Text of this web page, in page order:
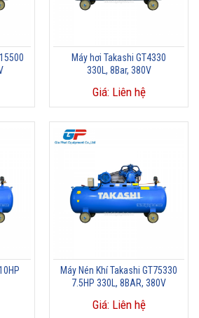
Máy hơi Takashi GT4330
330L, 8Bar, 380V
Giá: Liên hệ
Máy Nén Khí Takashi GT75330
7.5HP 330L, 8BAR, 380V
Giá: Liên hệ